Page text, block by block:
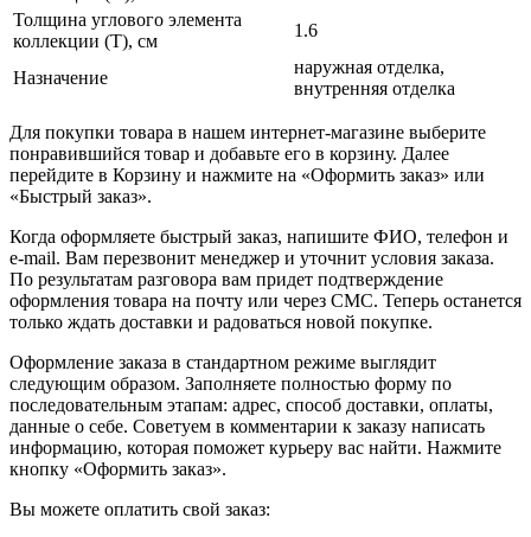
Толщина углового элемента
коллекции (T), см
1.6
Назначение
наружная отделка,
внутренняя отделка
Для покупки товара в нашем интернет-магазине выберите
понравившийся товар и добавьте его в корзину. Далее
перейдите в Корзину и нажмите на «Оформить заказ» или
«Быстрый заказ».
Когда оформляете быстрый заказ, напишите ФИО, телефон и
e-mail. Вам перезвонит менеджер и уточнит условия заказа.
По результатам разговора вам придет подтверждение
оформления товара на почту или через СМС. Теперь останется
только ждать доставки и радоваться новой покупке.
Оформление заказа в стандартном режиме выглядит
следующим образом. Заполняете полностью форму по
последовательным этапам: адрес, способ доставки, оплаты,
данные о себе. Советуем в комментарии к заказу написать
информацию, которая поможет курьеру вас найти. Нажмите
кнопку «Оформить заказ».
Вы можете оплатить свой заказ: